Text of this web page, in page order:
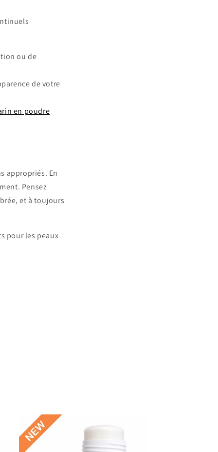
ou de
de votre
en poudre
appropriés. En
Pensez
et à toujours
pour les peaux